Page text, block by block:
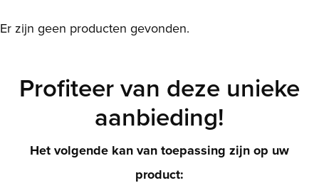
Er zijn geen producten gevonden.
Profiteer van deze unieke
aanbieding!
Het volgende kan van toepassing zijn op uw
product: